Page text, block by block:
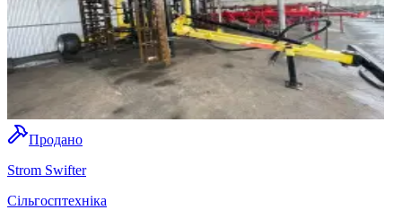
Продано
Strom Swifter
Сільгосптехніка